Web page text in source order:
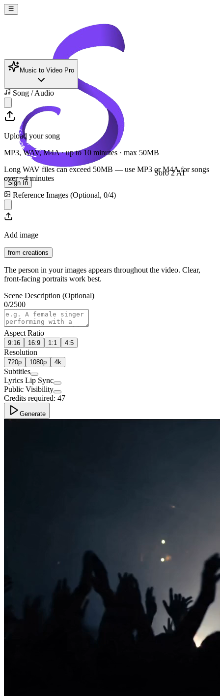
Soro 2 AI
Sign In
Music to Video Pro
Song / Audio
Upload your song
MP3, WAV, M4A · up to 10 minutes · max 50MB
Long WAV files can exceed 50MB — use MP3 or M4A for songs
over ~4 minutes
Reference Images (Optional, 0/4)
Add image
from creations
The person in your images appears throughout the video. Clear,
front-facing portraits work best.
Scene Description (Optional)
0/2500
Aspect Ratio
9:16 16:9 1:1 4:5
Resolution
720p 1080p 4k
Subtitles
Lyrics Lip Sync
Public Visibility
Credits required: 47
Generate